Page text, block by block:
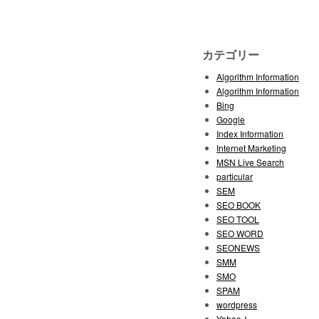
カテゴリー
Algorithm Information
Algorithm Information
Bing
Google
Index Information
Internet Marketing
MSN Live Search
particular
SEM
SEO BOOK
SEO TOOL
SEO WORD
SEONEWS
SMM
SMO
SPAM
wordpress